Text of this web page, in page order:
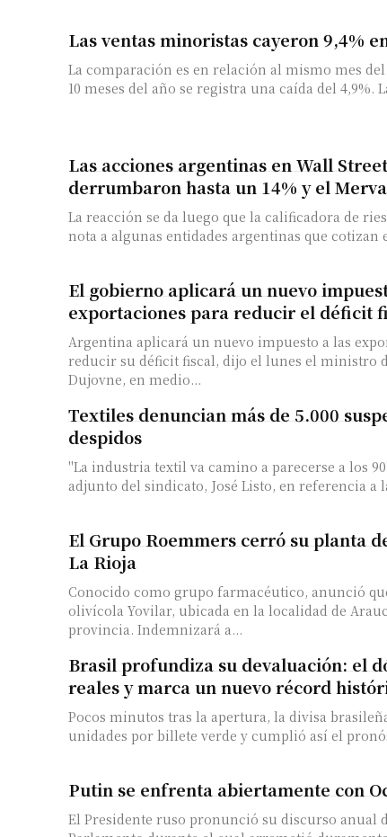
Las ventas minoristas cayeron 9,4%
La comparación es en relación al mismo mes del
10
Las acciones argentinas en Wall
derrumbaron hasta un 14% y el
La reacción se da luego que la calificadora de
nota a algunas entidades argentinas que cotizan
El gobierno aplicará un nuevo
exportaciones para reducir el déficit
Argentina aplicará un nuevo impuesto a las
reducir su déficit fiscal, dijo el lunes el ministro
Dujovne, en medio...
Textiles denuncian más de 5.000
despidos
"La industria textil va camino a parecerse a los
adjunto del sindicato, José Listo, en referencia a
El Grupo Roemmers cerró su planta
La Rioja
Conocido como grupo farmacéutico, anunció
olivícola Yovilar, ubicada en la localidad de
provincia. Indemnizará a...
Brasil profundiza su devaluación: el
reales y marca un nuevo récord
Pocos minutos tras la apertura, la divisa
unidades por billete verde y cumplió así el
Putin se enfrenta abiertamente con
El Presidente ruso pronunció su discurso anual